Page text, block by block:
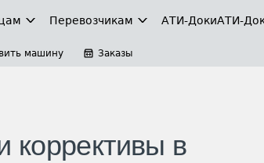
Перевозчикам АТИ-ДокиАТИ-
машину Заказы
коррективы в